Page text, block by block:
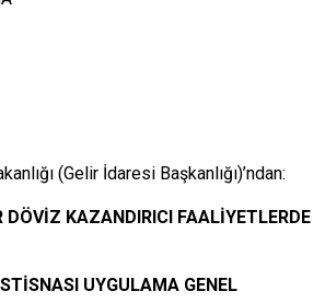
(Gelir İdaresi Başkanlığı)’ndan:
DÖVİZ KAZANDIRICI FAALİYETLERDE
UYGULAMA GENEL